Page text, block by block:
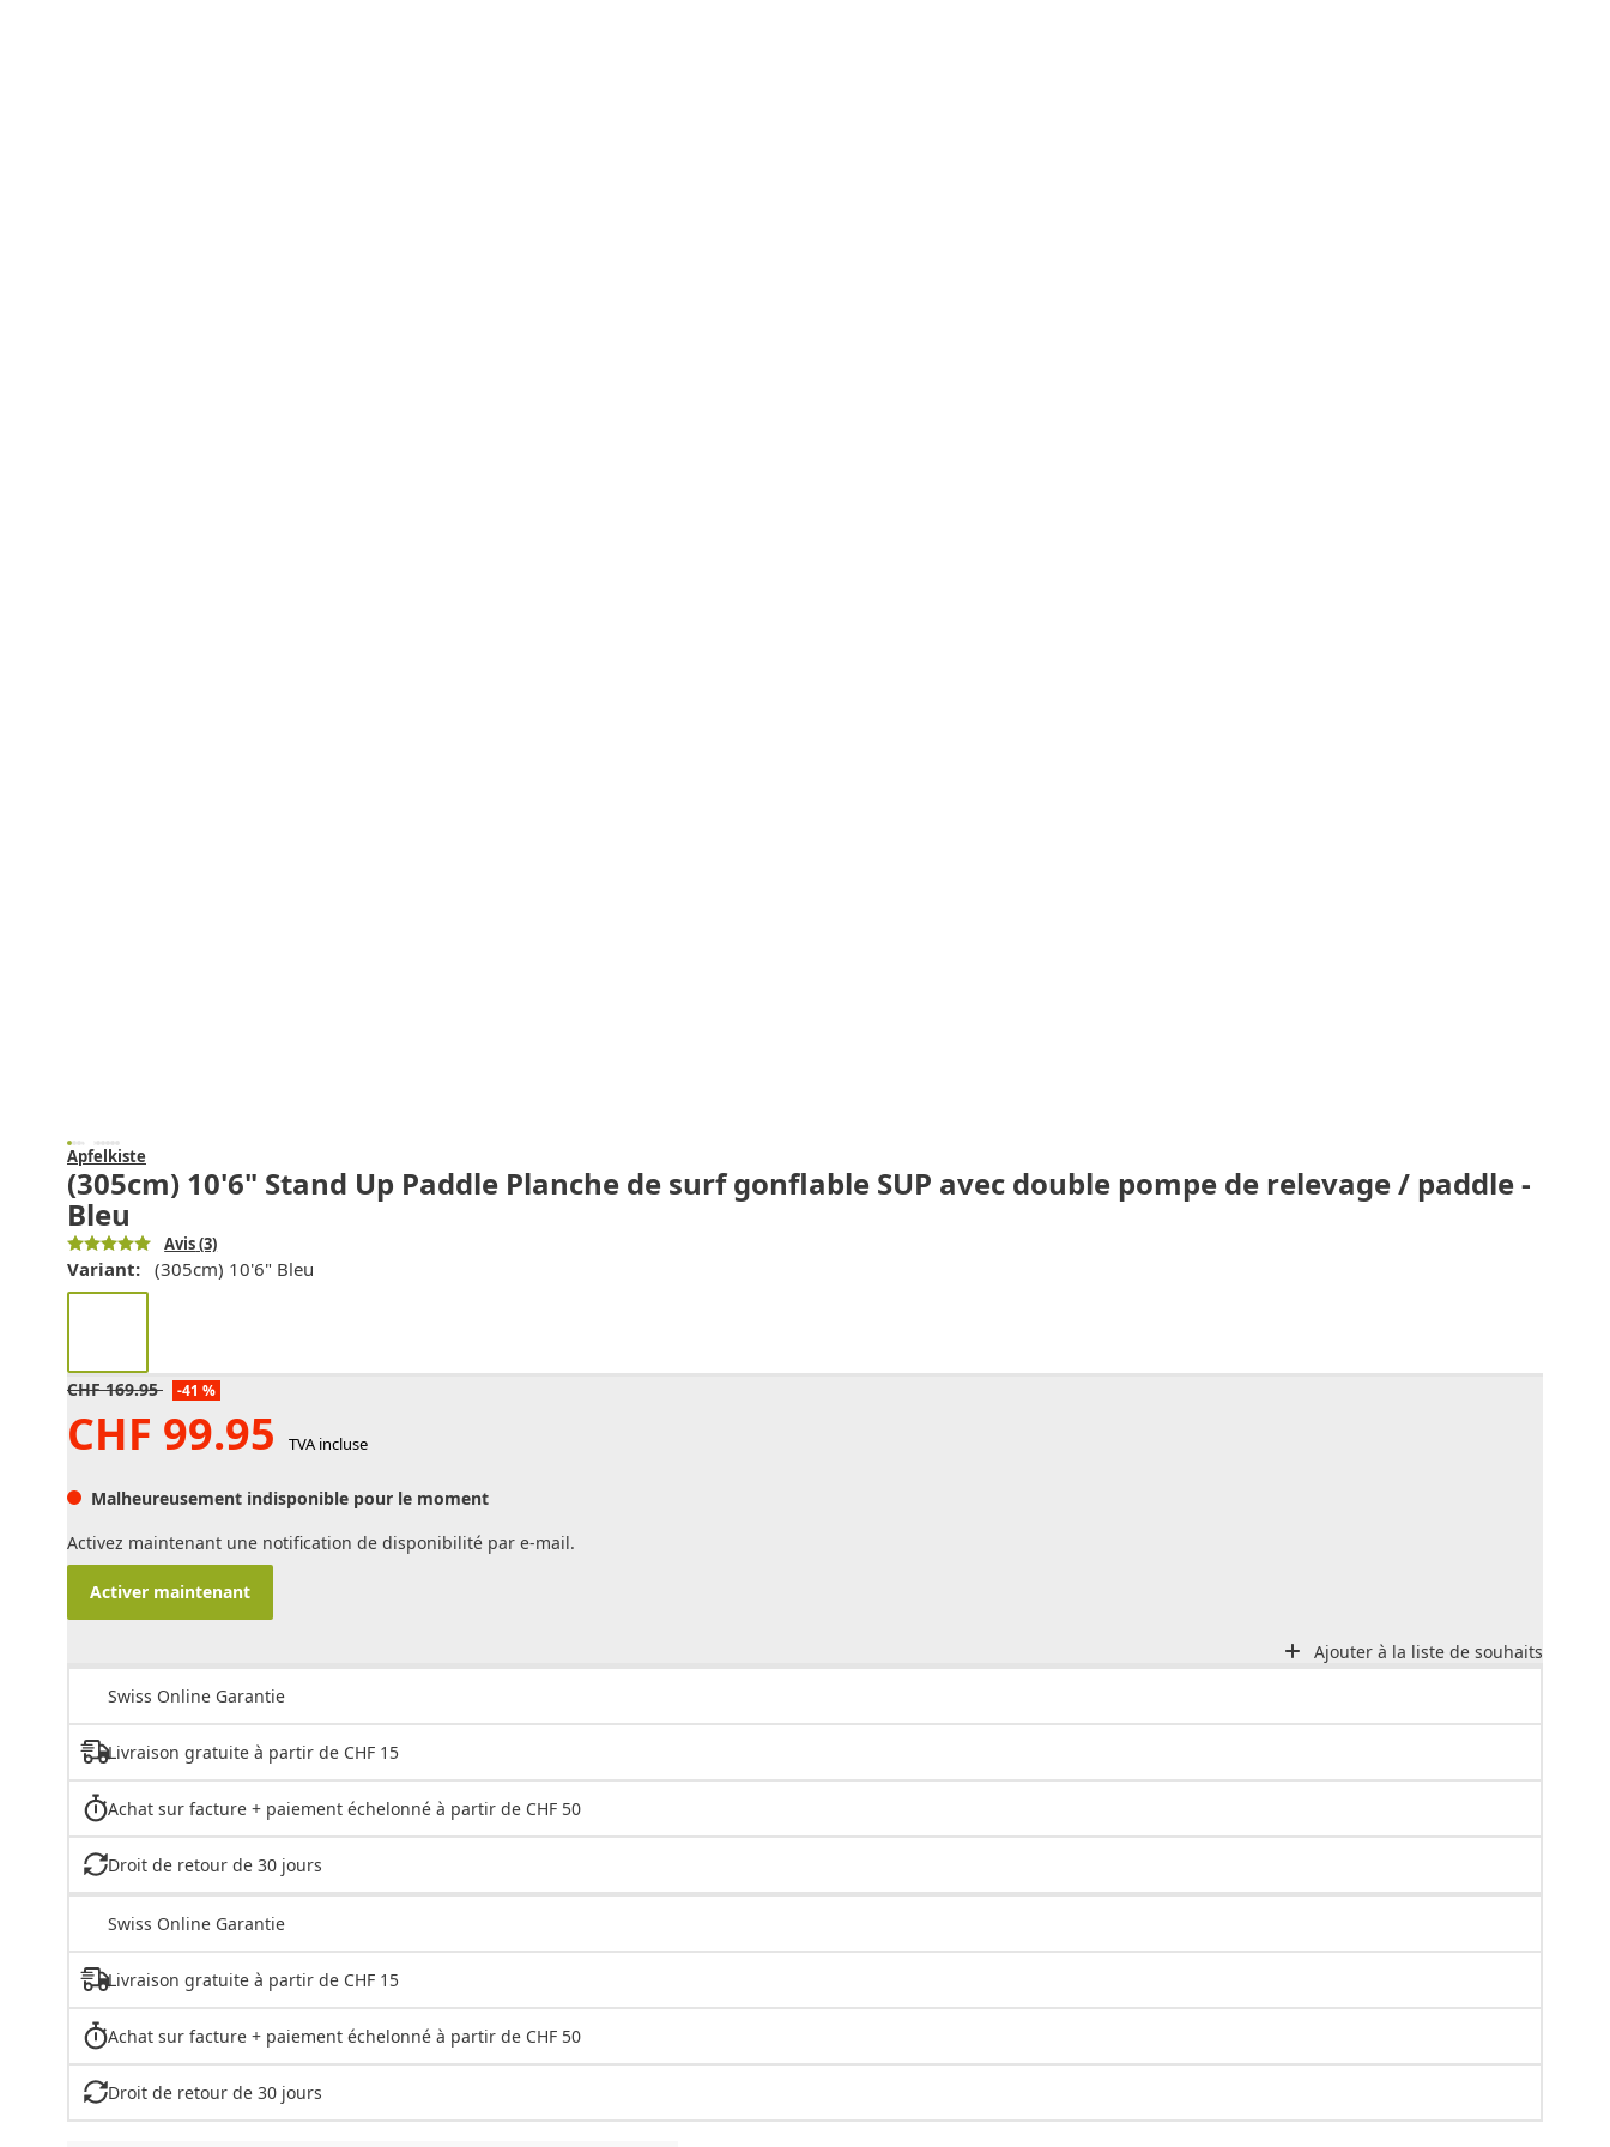
Apfelkiste
(305cm) 10'6" Stand Up Paddle Planche de surf gonflable SUP avec double pompe de relevage / paddle -
Bleu
Avis(3)
Variant: (305cm) 10'6" Bleu
CHF 169.95 -41 %
CHF 99.95 TVA incluse
Malheureusement indisponible pour le moment
Activez maintenant une notification de disponibilité par e-mail.
Activer maintenant
Ajouter à la liste de souhaits
Swiss Online Garantie
Livraison gratuite à partir de CHF 15
Achat sur facture + paiement échelonné à partir de CHF 50
Droit de retour de 30 jours
Swiss Online Garantie
Livraison gratuite à partir de CHF 15
Achat sur facture + paiement échelonné à partir de CHF 50
Droit de retour de 30 jours